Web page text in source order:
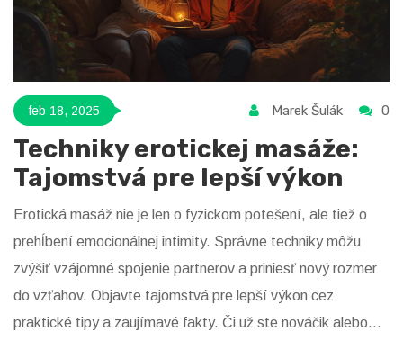
feb 18, 2025 Marek Šulák 0
Techniky erotickej masáže:
Tajomstvá pre lepší výkon
Erotická masáž nie je len o fyzickom potešení, ale tiež o
prehĺbení emocionálnej intimity. Správne techniky môžu
zvýšiť vzájomné spojenie partnerov a priniesť nový rozmer
do vzťahov. Objavte tajomstvá pre lepší výkon cez
praktické tipy a zaujímavé fakty. Či už ste nováčik alebo